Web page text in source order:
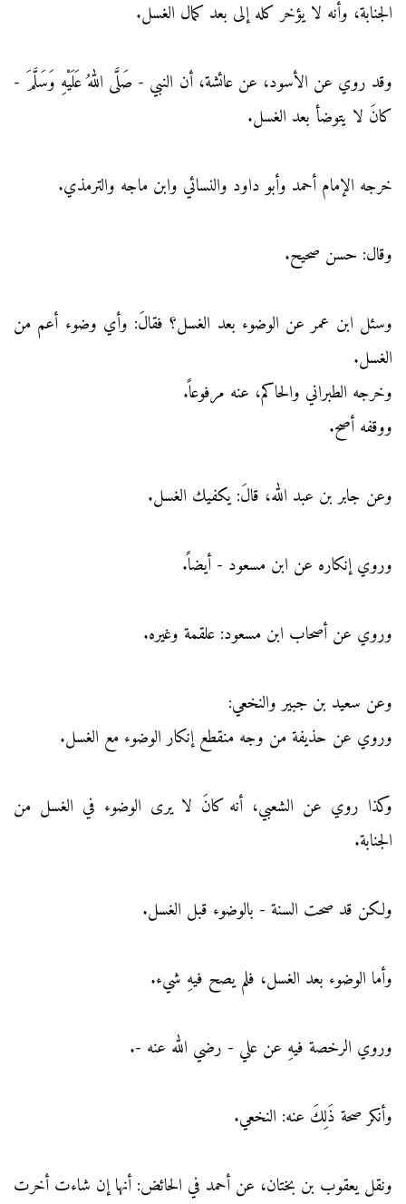
الجنابة، وأنه لا يؤخر كله إلى بعد كمال الغسل.
وقد روي عن الأسود، عن عائشة، أن النبي - صَلَّى اللهُ عَلَيْهِ وَسَلَّمَ -
كانَ لا يتوضأ بعد الغسل.
خرجه الإمام أحمد وأبو داود والنسائي وابن ماجه والترمذي.
وقال: حسن صحيح.
وسئل ابن عمر عن الوضوء بعد الغسل؟ فقالَ: وأي وضوء أعم من
الغسل.
وخرجه الطبراني والحاكم، عنه مرفوعاً.
ووقفه أصح.
وعن جابر بن عبد الله، قالَ: يكفيك الغسل.
وروي إنكاره عن ابن مسعود - أيضاً.
وروي عن أصحاب ابن مسعود: علقمة وغيره.
وعن سعيد بن جبير والنخعي:
وروي عن حذيفة من وجه منقطع إنكار الوضوء مع الغسل.
وكذا روي عن الشعبي، أنه كانَ لا يرى الوضوء في الغسل من
الجنابة.
ولكن قد صحت السنة - بالوضوء قبل الغسل.
وأما الوضوء بعد الغسل، فلم يصح فيهِ شيء.
وروي الرخصة فيهِ عن علي - رضي الله عنه -.
وأنكر صحة ذَلِكَ عنه: النخعي.
ونقل يعقوب بن بختان، عن أحمد في الحائض: أنها إن شاءت أخرت